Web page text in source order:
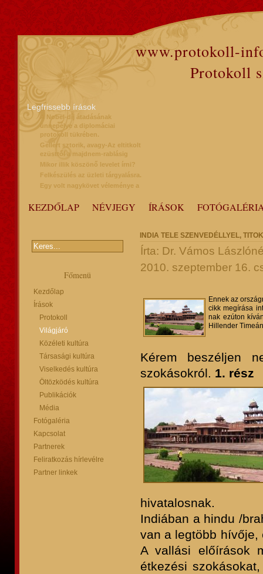
www.protokoll-
Protokoll
Legfrissebb írások
A Nobel-díj átadásának
ünnepélye a diplomáciai
protokoll tükrében.
Gellért sztorik, avagy-Az eltitkolt
ezüsttől a majdnem-rablásig
Mikor illik köszönő levelet írni?
Felkészülés az üzleti tárgyalásra.
Egy volt nagykövet véleménye a
KEZDŐLAP NÉVJEGY ÍRÁSOK
Főmenü
Kezdőlap
Írások
Protokoll
Világjáró
Közéleti kultúra
Társasági kultúra
Viselkedés kultúra
Öltözködés kultúra
Publikációk
Média
Fotógaléria
Kapcsolat
Partnerek
Feliratkozás hírlevélre
Partner linkek
INDIA TELE SZENVEDÉLLYEL,
Írta: Dr. Vámos
2010. szeptember 16.
Ennek az
cikk megírása
nak ezúton
Hillender
Kérem beszéljen
szokásokról. 1. rész
hivatalosnak.
Indiában a hindu /
van a legtöbb
A vallási előírások
étkezési